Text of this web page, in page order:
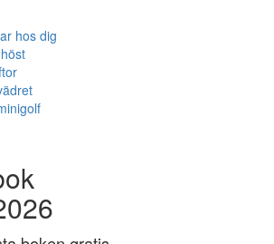
hos dig